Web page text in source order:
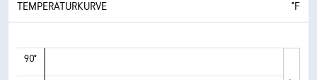
TEMPERATURKURVE °F
90°